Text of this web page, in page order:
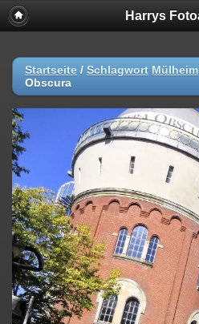
Harrys
Startseite / Schlagwort Mülheim
Obscura